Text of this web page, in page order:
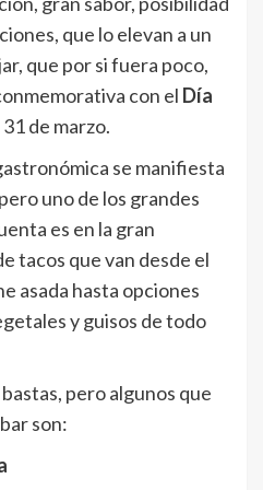
que lo elevan a un
que por si fuera poco,
con el Día
de marzo.
se manifiesta
uno de los grandes
es en la gran
tacos que van desde el
asada hasta opciones
y guisos de todo
pero algunos que
son: